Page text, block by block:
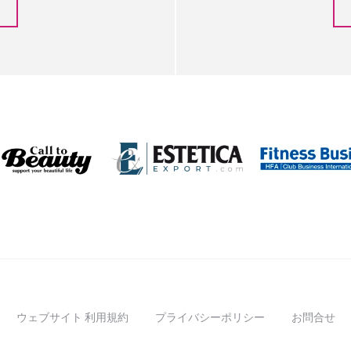
ウェブサイト 利用規約 プライバシーポリシー お問合せ